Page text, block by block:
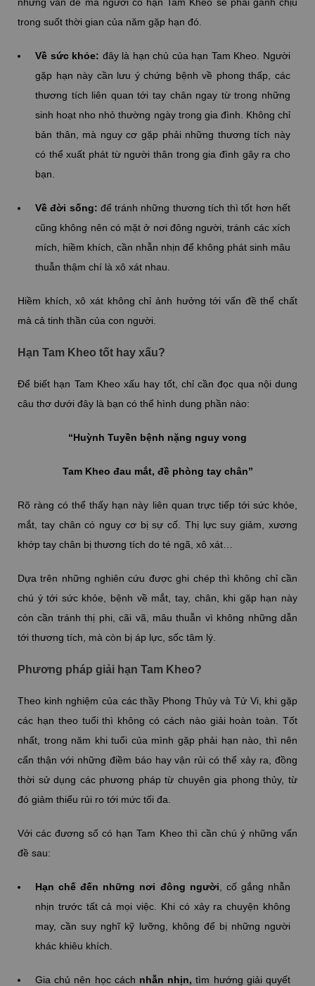
trong suốt thời gian của năm gặp hạn đó.
Về sức khỏe: đây là hạn chủ của hạn Tam Kheo. Người
gặp hạn này cần lưu ý chứng bệnh về phong thấp, các
thương tích liên quan tới tay chân ngay từ trong những
sinh hoạt nho nhỏ thường ngày trong gia đình. Không chỉ
bản thân, mà nguy cơ gặp phải những thương tích này
có thể xuất phát từ người thân trong gia đình gây ra cho
bạn.
Về đời sống: để tránh những thương tích thì tốt hơn hết
cũng không nên có mặt ở nơi đông người, tránh các xích
mích, hiềm khích, cần nhẫn nhịn để không phát sinh mâu
thuẫn thậm chí là xô xát nhau.
Hiềm khích, xô xát không chỉ ảnh hưởng tới vấn đề thể chất
mà cả tinh thần của con người.
Hạn Tam Kheo tốt hay xấu?
Để biết hạn Tam Kheo xấu hay tốt, chỉ cần đọc qua nội dung
câu thơ dưới đây là bạn có thể hình dung phần nào:
“Huỳnh Tuyền bệnh nặng nguy vong
Tam Kheo đau mắt, đề phòng tay chân”
Rõ ràng có thể thấy hạn này liên quan trực tiếp tới sức khỏe,
mắt, tay chân có nguy cơ bị sự cố. Thị lực suy giảm, xương
khớp tay chân bị thương tích do té ngã, xô xát…
Dựa trên những nghiên cứu được ghi chép thì không chỉ cần
chú ý tới sức khỏe, bệnh về mắt, tay, chân, khi gặp hạn này
còn cần tránh thị phi, cãi vã, mâu thuẫn vì không những dẫn
tới thương tích, mà còn bị áp lực, sốc tâm lý.
Phương pháp giải hạn Tam Kheo?
Theo kinh nghiệm của các thầy Phong Thủy và Tử Vi, khi gặp
các hạn theo tuổi thì không có cách nào giải hoàn toàn. Tốt
nhất, trong năm khi tuổi của mình gặp phải hạn nào, thì nên
cẩn thận với những điềm báo hay vận rủi có thể xảy ra, đồng
thời sử dụng các phương pháp từ chuyên gia phong thủy, từ
đó giảm thiểu rủi ro tới mức tối đa.
Với các đương số có hạn Tam Kheo thì cần chú ý những vấn
đề sau:
Hạn chế đến những nơi đông người , cố gắng nhẫn
nhịn trước tất cả mọi việc. Khi có xảy ra chuyện không
may, cần suy nghĩ kỹ lưỡng, không để bị những người
khác khiêu khích.
Gia chủ nên học cách nhẫn nhịn, tìm hướng giải quyết